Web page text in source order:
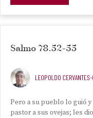
Salmo 78.52-55
LEOPOLDO
Pero a su pueblo lo guió
pastor a sus ovejas; les